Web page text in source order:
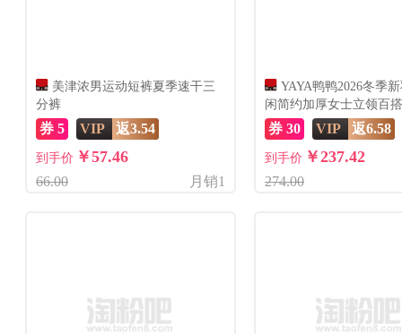
美津浓男运动短裤夏季速干三
分裤
券 5 VIP 返3.54
到手价 ￥57.46
66.00 月销1
YAYA鸭鸭2026冬季
闲简约加厚女士立领百
外套
券 30 VIP 返6.58
到手价 ￥237.42
274.00